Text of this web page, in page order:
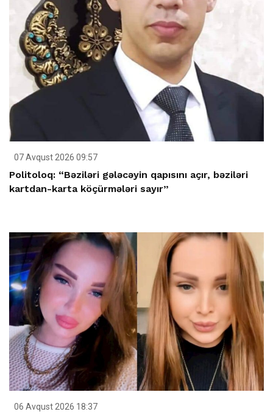
07 Avqust 2026 09:57
Politoloq: “Bəziləri gələcəyin qapısını açır, bəziləri
kartdan-karta köçürmələri sayır”
06 Avqust 2026 18:37